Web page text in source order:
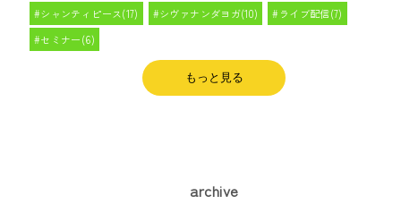
シャンティピース(17)
シヴァナンダヨガ(10)
ライブ配信(7)
セミナー(6)
もっと見る
archive